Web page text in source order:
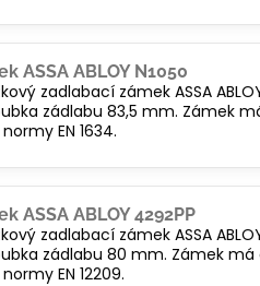
ASSA ABLOY N1050
zadlabací zámek ASSA
zádlabu 83,5 mm. Zámek
EN 1634.
ASSA ABLOY 4292PP
zadlabací zámek ASSA
zádlabu 80 mm. Zámek
EN 12209.